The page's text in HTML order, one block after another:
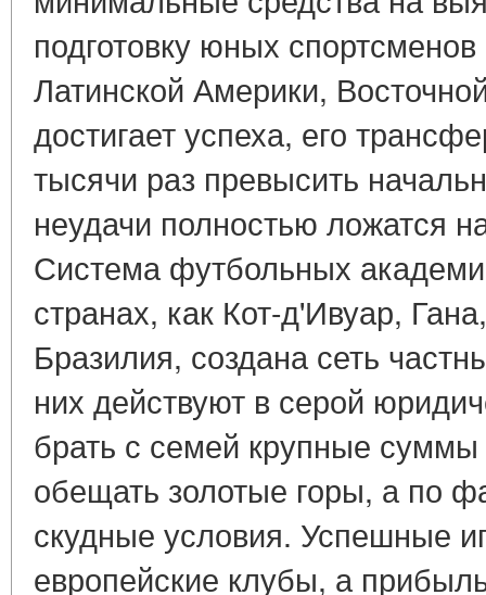
подготовку юных
Латинской Америки,
достигает успеха, его
тысячи раз превысить
неудачи полностью ложатся
Система футбольных
странах, как Кот-д'Ивуар,
Бразилия, создана сеть
них действуют в серой
брать с семей крупные
обещать золотые горы, а по
скудные условия. Успешные
европейские клубы, а